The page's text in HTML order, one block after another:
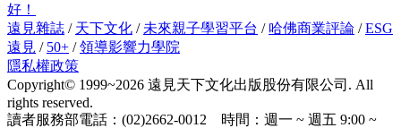
好！
遠見雜誌 / 天下文化 / 未來親子學習平台 / 哈佛商業評論 /ESG
遠見 / 50+ /領導影響力學院
隱私權政策
Copyright© 1999~2026 遠見天下文化出版股份有限公司. All
rights reserved.
讀者服務部電話：(02)2662-0012 時間：週一 ~ 週五 9:00 ~